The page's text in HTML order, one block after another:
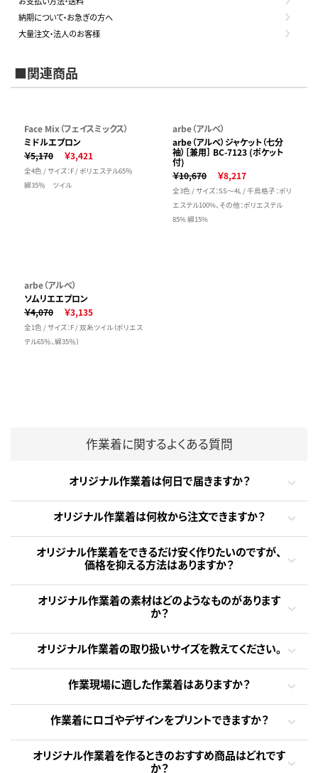
納期について・お急ぎの方へ
大量注文・法人のお客様
■関連商品
Face Mix（フェイスミックス）
ミドルエプロン
￥5,170
￥3,421
全4色 / サイズ：F / ポリエステル65％
綿35％ ツイル
arbe（アルベ）
arbe（アルベ）ジャケット（七分
袖）［兼用］ BC-7123 (ポケット
付)
￥10,670
￥8,217
全3色 / サイズ：SS～4L / 千鳥格子：ポリ
エステル100%、その他：ポリエステル
85% 綿15%
arbe（アルベ）
ソムリエエプロン
￥4,070
￥3,135
全1色 / サイズ：F / 双糸ツイル（ポリエス
テル65％、綿35％）
作業着に関するよくある質問
オリジナル作業着は何日で届きますか？
オリジナル作業着は何枚から注文できますか？
オリジナル作業着をできるだけ安く作りたいのですが、
価格を抑える方法はありますか？
オリジナル作業着の素材はどのようなものがあります
か？
オリジナル作業着の取り扱いサイズを教えてください。
作業現場に適した作業着はありますか？
作業着にロゴやデザインをプリントできますか？
オリジナル作業着を作るときのおすすめ商品はどれです
か？